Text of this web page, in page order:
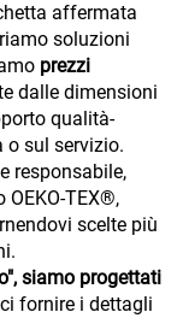
affermata
soluzioni
prezzi
dalle dimensioni
qualità-
o sul servizio.
responsabile,
TEX®,
scelte più
siamo progettati
fornire i dettagli